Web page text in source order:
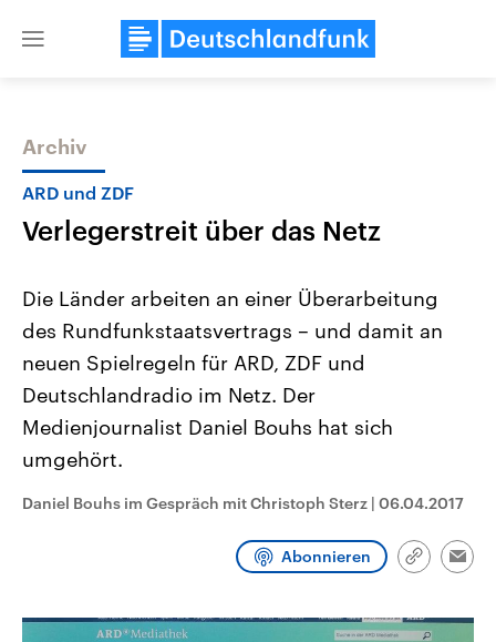
Close
Themen
Landtagswahl Sachsen-Anhalt
2026
Alle Informationen
Sachsen-Anhalt wählt am 6.
September 2026 einen neuen
Landtag. Seit 2021 wird das
Bundesland von einer Koalition aus
CDU, SPD und FDP regiert.-
Wahlprogramme, aktuelle Berichte
und Hintergründe zu den Parteien
Aktuelle Beiträge,
Hintergründe
Wirtschaftlich und
mit großem Einfluss auf
aktuelle Weltgeschehen.
Programm Podcasts
Audio-Archiv
Archiv
ARD und ZDF
Verlegerstreit über das Netz
Die Länder arbeiten an einer Überarbeitung
des Rundfunkstaatsvertrags – und damit an
neuen Spielregeln für ARD, ZDF und
Deutschlandradio im Netz. Der
Medienjournalist Daniel Bouhs hat sich
umgehört.
Daniel Bouhs im Gespräch mit Christoph Sterz | 06.04.2017
Abonnieren
Link